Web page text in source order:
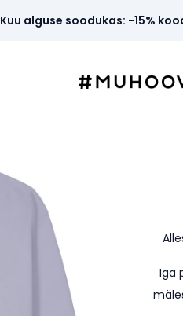
Kuu alguse soodukas: -15%
Iga